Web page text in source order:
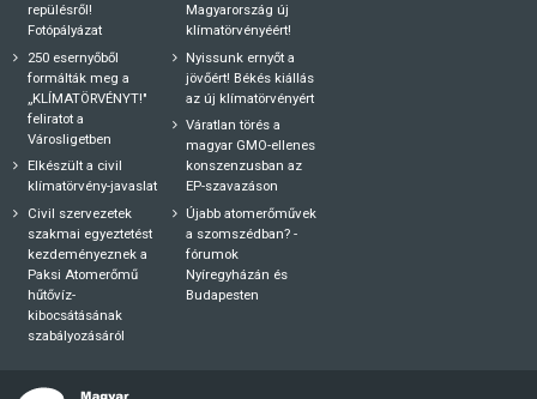
repülésről!
Fotópályázat
250 esernyőből
formálták meg a
„KLÍMATÖRVÉNYT!"
feliratot a
Városligetben
Elkészült a civil
klímatörvény-javaslat
Civil szervezetek
szakmai egyeztetést
kezdeményeznek a
Paksi Atomerőmű
hűtővíz-
kibocsátásának
szabályozásáról
Magyarország új
klímatörvényéért!
Nyissunk ernyőt a
jövőért! Békés kiállás
az új klímatörvényért
Váratlan törés a
magyar GMO-ellenes
konszenzusban az
EP-szavazáson
Újabb atomerőművek
a szomszédban? -
fórumok
Nyíregyházán és
Budapesten